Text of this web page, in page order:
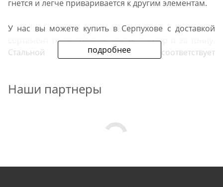
подробнее
гнется и легче приваривается к другим элементам.
У нас вы можете купить в Серпухове с доставкой
сортамент по выгодным ценам за метр и за тонну.
Стальной прокат в продаже соответствует
Преимущества нашего
Наши партнеры